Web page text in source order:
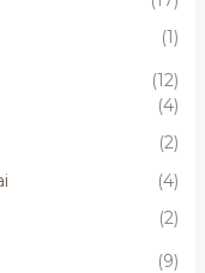
(1)
(12)
(4)
(2)
(4)
(2)
(9)